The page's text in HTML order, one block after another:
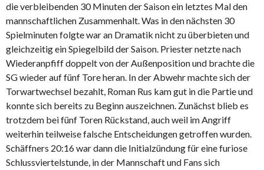
die verbleibenden 30 Minuten der Saison ein letztes Mal den
mannschaftlichen Zusammenhalt. Was in den nächsten 30
Spielminuten folgte war an Dramatik nicht zu überbieten und
gleichzeitig ein Spiegelbild der Saison. Priester netzte nach
Wiederanpfiff doppelt von der Außenposition und brachte die
SG wieder auf fünf Tore heran. In der Abwehr machte sich der
Torwartwechsel bezahlt, Roman Rus kam gut in die Partie und
konnte sich bereits zu Beginn auszeichnen. Zunächst blieb es
trotzdem bei fünf Toren Rückstand, auch weil im Angriff
weiterhin teilweise falsche Entscheidungen getroffen wurden.
Schäffners 20:16 war dann die Initialzündung für eine furiose
Schlussviertelstunde, in der Mannschaft und Fans sich